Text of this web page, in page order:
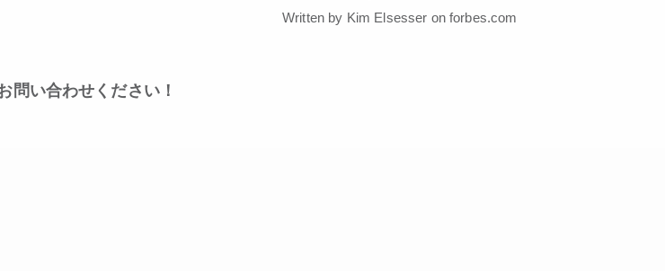
問い合わせください！
Written by Kim Elsesser on forbes.com